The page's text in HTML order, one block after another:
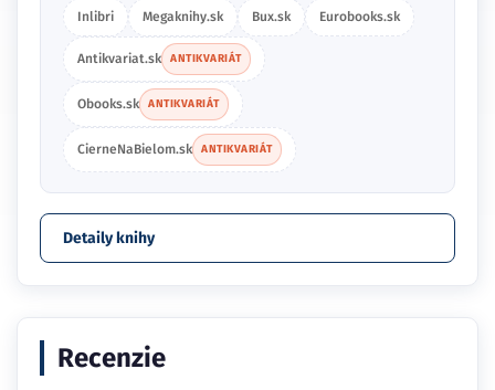
Inlibri Megaknihy.sk Bux.sk Eurobooks.sk
Antikvariat.sk ANTIKVARIÁT
Obooks.sk ANTIKVARIÁT
CierneNaBielom.sk ANTIKVARIÁT
Detaily knihy
Recenzie